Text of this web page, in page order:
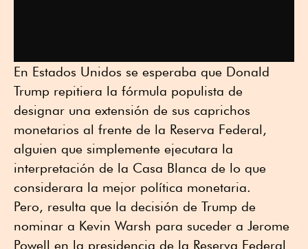
En Estados Unidos se esperaba que Donald
Trump repitiera la fórmula populista de
designar una extensión de sus caprichos
monetarios al frente de la Reserva Federal,
alguien que simplemente ejecutara la
interpretación de la Casa Blanca de lo que
considerara la mejor política monetaria.
Pero, resulta que la decisión de Trump de
nominar a Kevin Warsh para suceder a Jerome
Powell en la presidencia de la Reserva Federal